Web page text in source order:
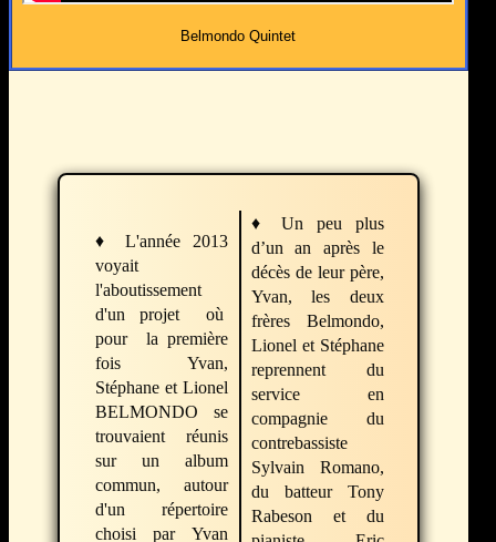
Belmondo Quintet
♦L'année 2013
voyait
l'aboutissement
d'un projet où
pour la première
fois Yvan,
Stéphane et Lionel
BELMONDO se
trouvaient réunis
sur un album
commun, autour
d'un répertoire
choisi par Yvan
♦
Un peu plus
d’un an après le
décès de leur père,
Yvan, les deux
frères Belmondo,
Lionel et Stéphane
reprennent du
service en
compagnie du
contrebassiste
Sylvain Romano,
du batteur Tony
Rabeson et du